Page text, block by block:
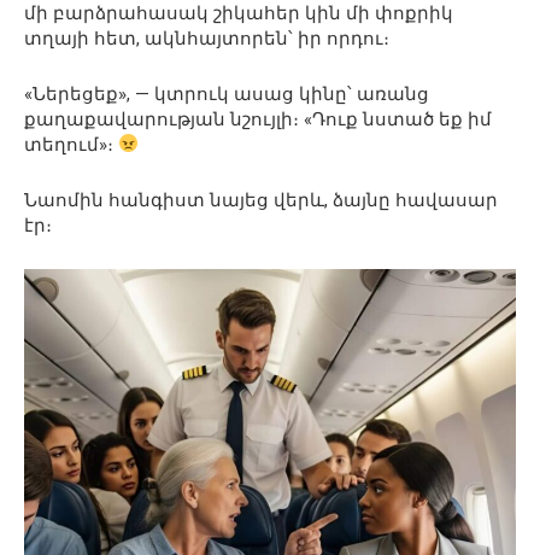
մի բարձրահասակ շիկահեր կին մի փոքրիկ
տղայի հետ, ակնհայտորեն՝ իր որդու։
«Ներեցեք», — կտրուկ ասաց կինը՝ առանց
քաղաքավարության նշույլի։ «Դուք նստած եք իմ
տեղում»։
Նաոմին հանգիստ նայեց վերև, ձայնը հավասար
էր։